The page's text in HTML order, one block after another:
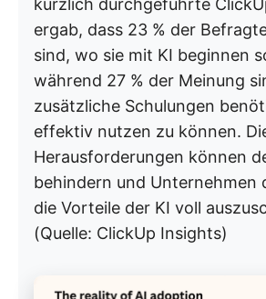
kürzlich durchgeführte
ergab, dass 23 % der
sind, wo sie mit KI beginnen
während 27 % der Meinung
zusätzliche Schulungen
effektiv nutzen zu können.
Herausforderungen können
behindern und Unternehmen
die Vorteile der KI voll
(Quelle: ClickUp Insights)